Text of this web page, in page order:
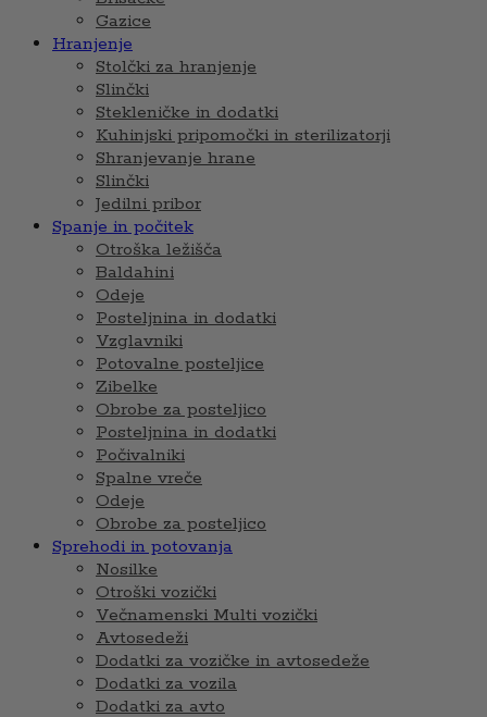
Gazice
Hranjenje
Stolčki za hranjenje
Slinčki
Stekleničke in dodatki
Kuhinjski pripomočki in sterilizatorji
Shranjevanje hrane
Slinčki
Jedilni pribor
Spanje in počitek
Otroška ležišča
Baldahini
Odeje
Posteljnina in dodatki
Vzglavniki
Potovalne posteljice
Zibelke
Obrobe za posteljico
Posteljnina in dodatki
Počivalniki
Spalne vreče
Odeje
Obrobe za posteljico
Sprehodi in potovanja
Nosilke
Otroški vozički
Večnamenski Multi vozički
Avtosedeži
Dodatki za vozičke in avtosedeže
Dodatki za vozila
Dodatki za avto